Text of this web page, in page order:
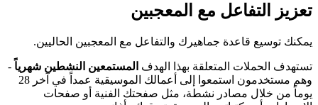
تعزيز التفاعل مع المعجبين
يمكنك توسيع قاعدة جماهيرك والتفاعل مع المعجبين الحاليين.
تستهدف الحملات المتعلقة بهذا الهدف المستمعين النشطين شهرياً -
وهم مستخدمون استمعوا إلى أعمالك الموسيقية عمداً في آخر 28
يوماً من خلال مصادر نشطة، مثل صفحتك الفنية أو صفحات